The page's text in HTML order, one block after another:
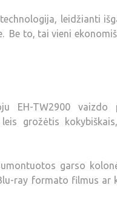
leidžianti
Be to, tai vieni
EH-TW2900 vaizdo
grožėtis
garso
ray formato filmus ar